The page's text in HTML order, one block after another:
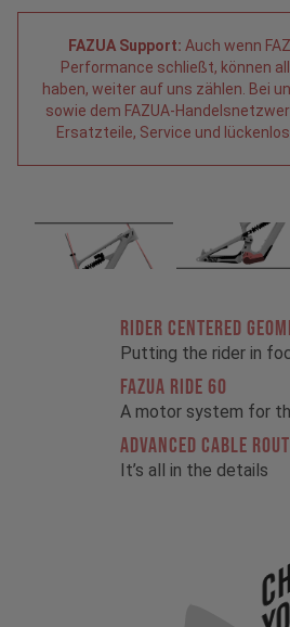
FAZUA Support: Auch wenn
Performance schließt, können
haben, weiter auf uns zählen. Bei
sowie dem FAZUA-
Ersatzteile, Service und
RIDER CENTERED
Putting the rider in
FAZUA RIDE 60
A motor system for
ADVANCED CABLE
It’s all in the details